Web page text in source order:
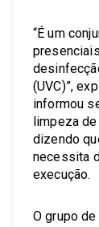
“É um
(UVC)”,
informou
limpeza
dizendo
necessita
execução.
O grupo